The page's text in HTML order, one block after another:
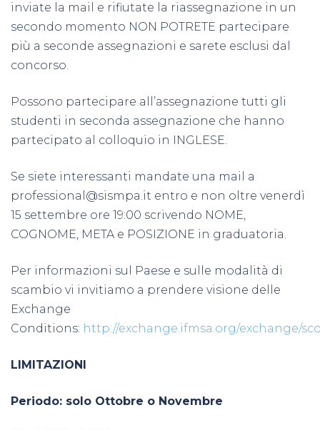
inviate la mail e rifiutate la riassegnazione in un
secondo momento NON POTRETE partecipare
più a seconde assegnazioni e sarete esclusi dal
concorso.
Possono partecipare all’assegnazione tutti gli
studenti in seconda assegnazione che hanno
partecipato al colloquio in INGLESE.
Se siete interessanti mandate una mail a
professional@sismpa.it entro e non oltre venerdì
15 settembre ore 19:00 scrivendo NOME,
COGNOME, META e POSIZIONE in graduatoria.
Per informazioni sul Paese e sulle modalità di
scambio vi invitiamo a prendere visione delle
Exchange
Conditions: http://exchange.ifmsa.org/exchange/
LIMITAZIONI
Periodo: solo Ottobre o Novembre